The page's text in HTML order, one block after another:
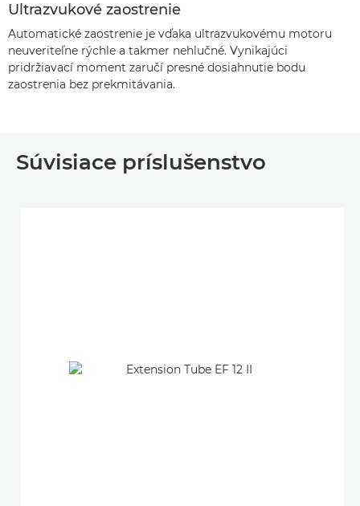
Ultrazvukové zaostrenie
Automatické zaostrenie je vďaka ultrazvukovému motoru
neuveriteľne rýchle a takmer nehlučné. Vynikajúci
pridržiavací moment zaručí presné dosiahnutie bodu
zaostrenia bez prekmitávania.
Súvisiace príslušenstvo